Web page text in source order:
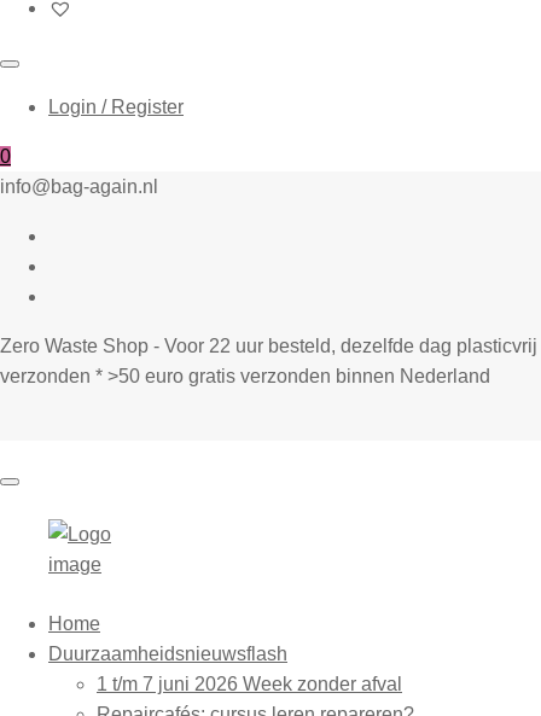
Login / Register
0
info@bag-again.nl
Zero Waste Shop - Voor 22 uur besteld, dezelfde dag plasticvrij
verzonden * >50 euro gratis verzonden binnen Nederland
Home
Duurzaamheidsnieuwsflash
1 t/m 7 juni 2026 Week zonder afval